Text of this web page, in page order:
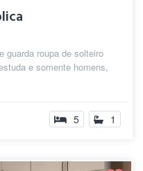
guarda roupa de solteiro
e somente homens,
5 1